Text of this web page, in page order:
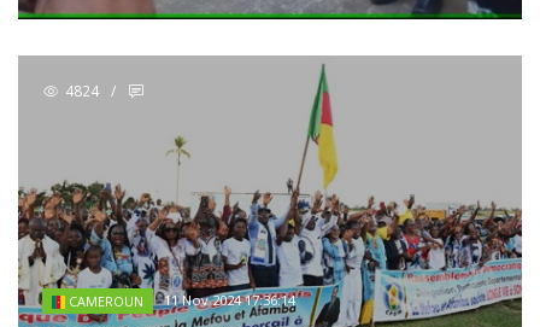
4824 /
CAMEROUN 11 Nov 2024 17:36:14